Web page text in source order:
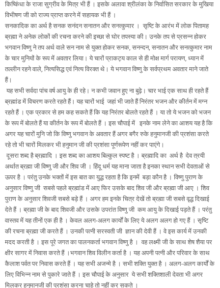
किष्किंधा के राजा सुग्रीव के मित्र भी हैं । इसके अलावा श्रीलंका के निर्वासित सरकार के मुखिया
विभीषण जी को राज्य प्राप्त करने में सहायक भी हैं ।
सनकादिक का अर्थ है सनक सनंदन सनातन और सनत्कुमार । सृष्टि के आरंभ में लोक पितामह
ब्रह्मा ने अनेक लोकों की रचना करने की इच्छा से घोर तपस्या की। उनके तप से प्रसन्न होकर
भगवान विष्णु ने तप अर्थ वाले सन नाम से युक्त होकर सनक, सनन्दन, सनातन और सनत्कुमार नाम
के चार मुनियों के रूप में अवतार लिया। ये चारों प्राकट्य काल से ही मोक्ष मार्ग परायण, ध्यान में
तल्लीन रहने वाले, नित्यसिद्ध एवं नित्य विरक्त थे। ये भगवान विष्णु के सर्वप्रथम अवतार माने जाते
हैं।
यह सभी सर्वदा पांच वर्ष आयु के ही रहे। न कभी जवान हुए ना बुढ़े। चार भाई एक साथ ही रहते हैं
ब्रह्मांड में विचरण करते रहते हैं। यह चारों भाई जहां भी जाते हैं निरंतर भजन और कीर्तन में मग्न
रहते हैं । एक प्रकार से हम कह सकते हैं कि यह निरंतर बोलते रहते हैं । या तो ये भजन को भजन
के रूप में बोलते हैं या कीर्तन के रूप में बोलते हैं । इस चौपाई में इनके नाम लेने का आशय यह है कि
अगर यह चारों मुनि जो कि विष्णु भगवान के अवतार हैं अगर बगैर रुके हनुमानजी की प्रशंसा करते
रहे तो भी चारों मिलकर भी हनुमान जी की प्रशंसा पूर्णरूपेण नहीं कर पाएंगे।
दूसरा शब्द है ब्रह्मादि । इस शब्द का आशय बिल्कुल स्पष्ट है । ब्रह्मादि का अर्थ है देव त्रयी
अर्थात ब्रह्मा जी विष्णु जी और शिव जी । हिंदू धर्म यह माना जाता है इनका स्थान सभी देवताओं से
ऊपर है । परंतु उनके भक्तों में इस बात का युद्ध रहता है कि इनमें बड़ा कौन है । विष्णु पुराण के
अनुसार विष्णु जी सबसे पहले ब्रह्मांड में आए फिर उसके बाद शिव जी और ब्रह्मा जी आए । शिव
पुराण के अनुसार शिवजी सबसे बड़े हैं । अगर हम इनके चित्र देखें तो ब्रह्मा जी सबसे वृद्ध दिखाई
देते हैं । ब्रह्मा जी के बाद शिवजी और उसके उपरांत विष्णु जी कम आयु के दिखाई पड़ते हैं । परंतु
वास्तव में यह तीनों एक ही है । केवल अलग-अलग कार्यों के लिए ये अलग अलग हो गए हैं । सृष्टि
की रचना ब्रह्मा जी करते हैं । उनकी पत्नी सरस्वती जी ज्ञान की देवी हैं । वे इस कार्य में उनकी
मदद करती है । इस पूरे जगत का पालनकर्ता भगवान विष्णु है । वह लक्ष्मी जी के साथ शेष शैया पर
क्षीर सागर में निवास करते हैं ।भगवान शिव विलीन कर्ता है । यह अपनी पत्नी और परिवार के साथ
कैलाश पर्वत पर निवास करते हैं । यह सभी अजन्मे है । सभी शक्ति युक्त है । अलग-अलग कार्यों के
लिए विभिन्न नाम से पुकारे जाते हैं । इस चौपाई के अनुसार ये सभी शक्तिशाली देवता भी अगर
मिलकर हनुमानजी की प्रशंसा करना चाहे तो नहीं कर सकते ।